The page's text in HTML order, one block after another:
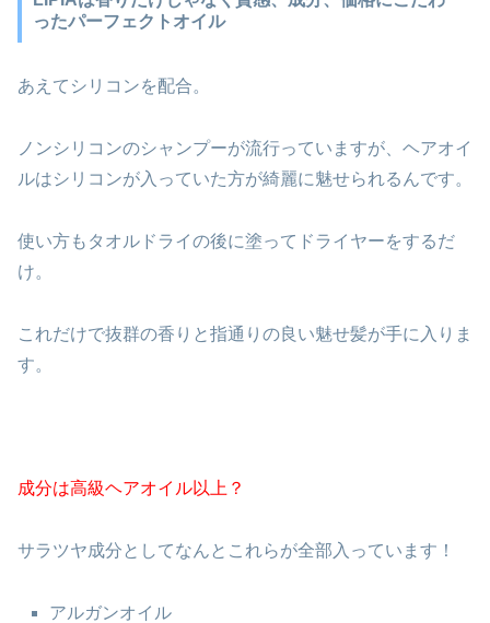
ったパーフェクトオイル
あえてシリコンを配合。
ノンシリコンのシャンプーが流行っていますが、ヘアオイ
ルはシリコンが入っていた方が綺麗に魅せられるんです。
使い方もタオルドライの後に塗ってドライヤーをするだ
け。
これだけで抜群の香りと指通りの良い魅せ髪が手に入りま
す。
成分は高級ヘアオイル以上？
サラツヤ成分としてなんとこれらが全部入っています！
アルガンオイル